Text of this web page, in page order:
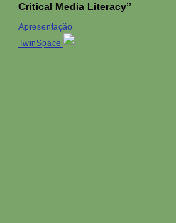
Critical Media Literacy”
Apresentação
TwinSpace